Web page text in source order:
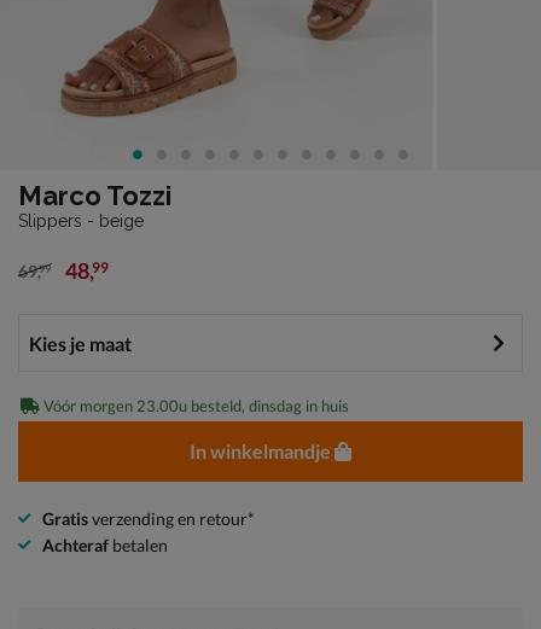
Marco Tozzi
Slippers - beige
van € 69,99 voor € 48,99
69,99 48,99
Vóór morgen 23.00u besteld, dinsdag in huis
In winkelmandje
Gratisverzending en retour*
Achteraf betalen